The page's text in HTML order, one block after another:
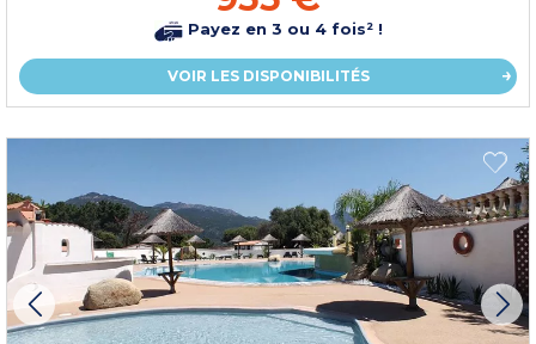
Payez en 3 ou 4 fois² !
VOIR LES DISPONIBILITÉS